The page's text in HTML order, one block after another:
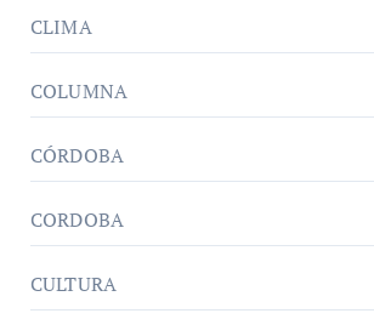
CLIMA
COLUMNA
CÓRDOBA
CORDOBA
CULTURA